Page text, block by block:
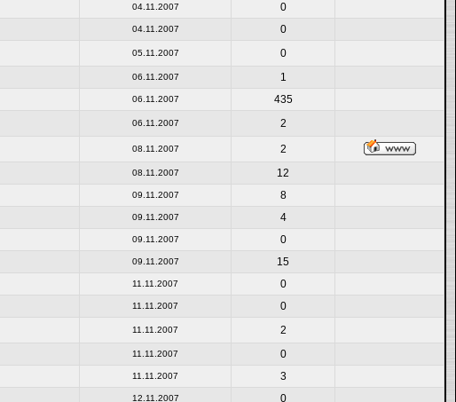
04.11.2007
0
04.11.2007
0
05.11.2007
0
06.11.2007
1
06.11.2007
435
06.11.2007 2
08.11.2007
2
08.11.2007
12
09.11.2007
8
09.11.2007
4
09.11.2007
0
09.11.2007
15
11.11.2007
0
11.11.2007
0
11.11.2007
2
11.11.2007
0
11.11.2007
3
12.11.2007 0